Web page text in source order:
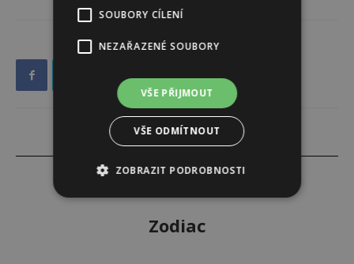
Zodiac
SOUBORY CÍLENÍ
NEZAŘAZENÉ SOUBORY
VŠE PŘIJMOUT
VŠE ODMÍTNOUT
ZOBRAZIT PODROBNOSTI